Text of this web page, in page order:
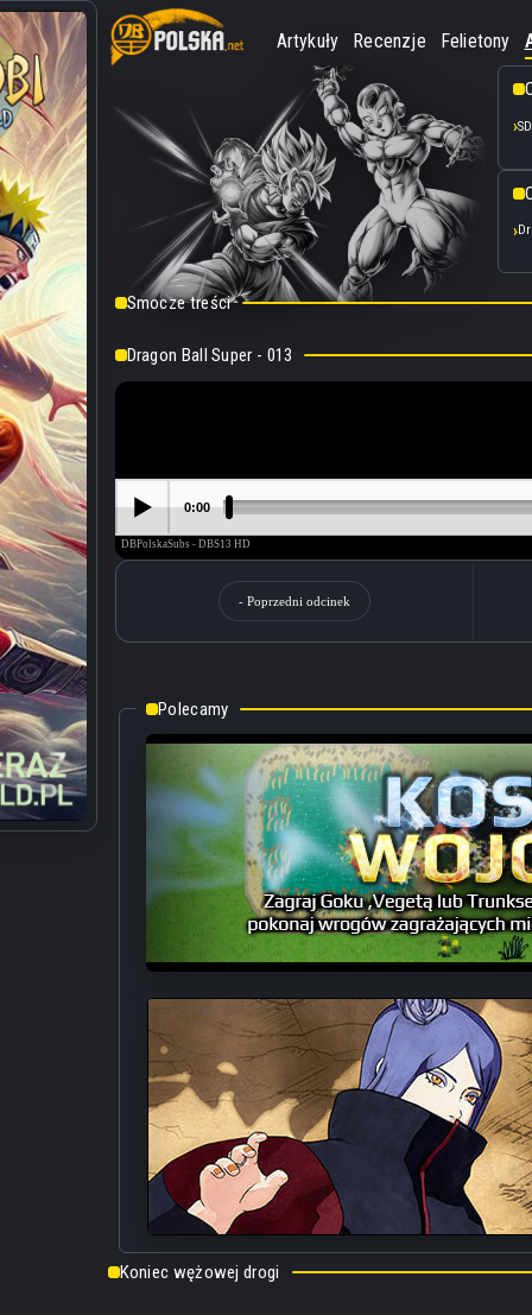
Artykuły Recenzje Felietony
Smocze treści
Dragon Ball Super - 013
- Poprzedni odcinek
Koniec wężowej drogi
Polecamy